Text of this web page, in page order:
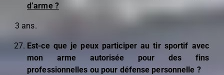
d’arme ?
3 ans.
Est-ce que je peux participer au tir sportif avec
mon arme autorisée pour des fins
professionnelles ou pour défense personnelle ?